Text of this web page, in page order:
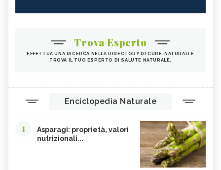
Trova Esperto
EFFETTUA UNA RICERCA NELLA DIRECTORY DI CURE-NATURALI E
TROVA IL TUO ESPERTO DI SALUTE NATURALE.
Enciclopedia Naturale
1
Asparagi: proprietà, valori
nutrizionali...